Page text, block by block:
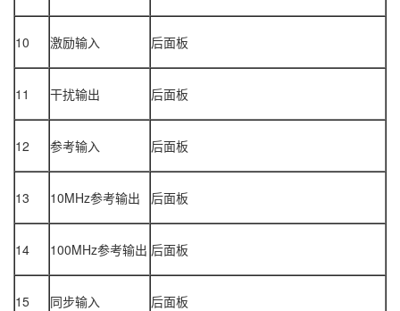
10 激励输入 后面板
11 干扰输出 后面板
12 参考输入 后面板
13 10MHz参考输出 后面板
14 100MHz参考输出 后面板
15 同步输入 后面板